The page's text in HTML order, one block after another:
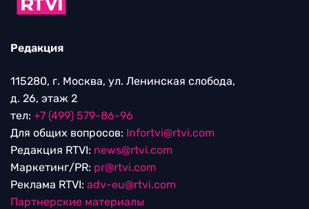
Редакция
115280, г. Москва, ул. Ленинская слобода,
д. 26, этаж 2
тел: +7 (499) 579-86-96
Для общих вопросов: Infortvi@rtvi.com
Редакция RTVI: news@rtvi.com
Маркетинг/PR: pr@rtvi.com
Реклама RTVI: adv-eu@rtvi.com
Партнерские материалы